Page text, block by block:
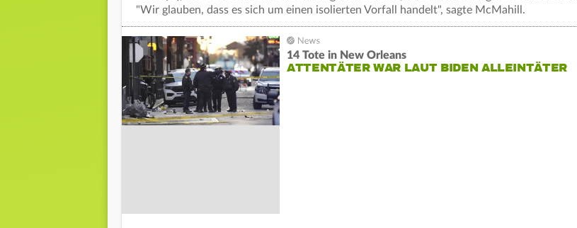
"Wir glauben, dass es sich um einen isolierten Vorfall handelt", sagte McMahill.
14 Tote in New Orleans
ATTENTÄTER WAR LAUT BIDEN ALLEINTÄTER